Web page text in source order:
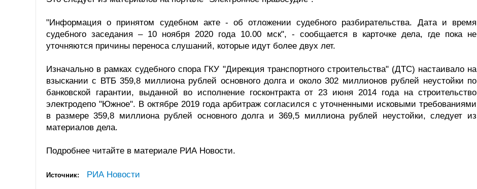
"Информация о принятом судебном акте - об отложении судебного разбирательства. Дата и время
судебного заседания – 10 ноября 2020 года 10.00 мск", - сообщается в карточке дела, где пока не
уточняются причины переноса слушаний, которые идут более двух лет.
Изначально в рамках судебного спора ГКУ "Дирекция транспортного строительства" (ДТС) настаивало на
взыскании с ВТБ 359,8 миллиона рублей основного долга и около 302 миллионов рублей неустойки по
банковской гарантии, выданной во исполнение госконтракта от 23 июня 2014 года на строительство
электродепо "Южное". В октябре 2019 года арбитраж согласился с уточненными исковыми требованиями
в размере 359,8 миллиона рублей основного долга и 369,5 миллиона рублей неустойки, следует из
материалов дела.
Подробнее читайте в материале РИА Новости.
Источник: РИА Новости